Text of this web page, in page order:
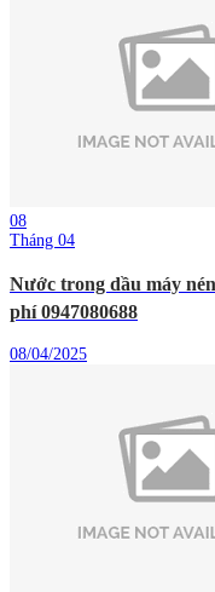
08
Tháng 04
Nước trong dầu máy
phí 0947080688
08/04/2025